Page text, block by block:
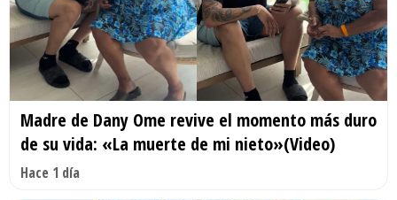
Madre de Dany Ome revive el momento más duro
de su vida: «La muerte de mi nieto»(Video)
Hace 1 día